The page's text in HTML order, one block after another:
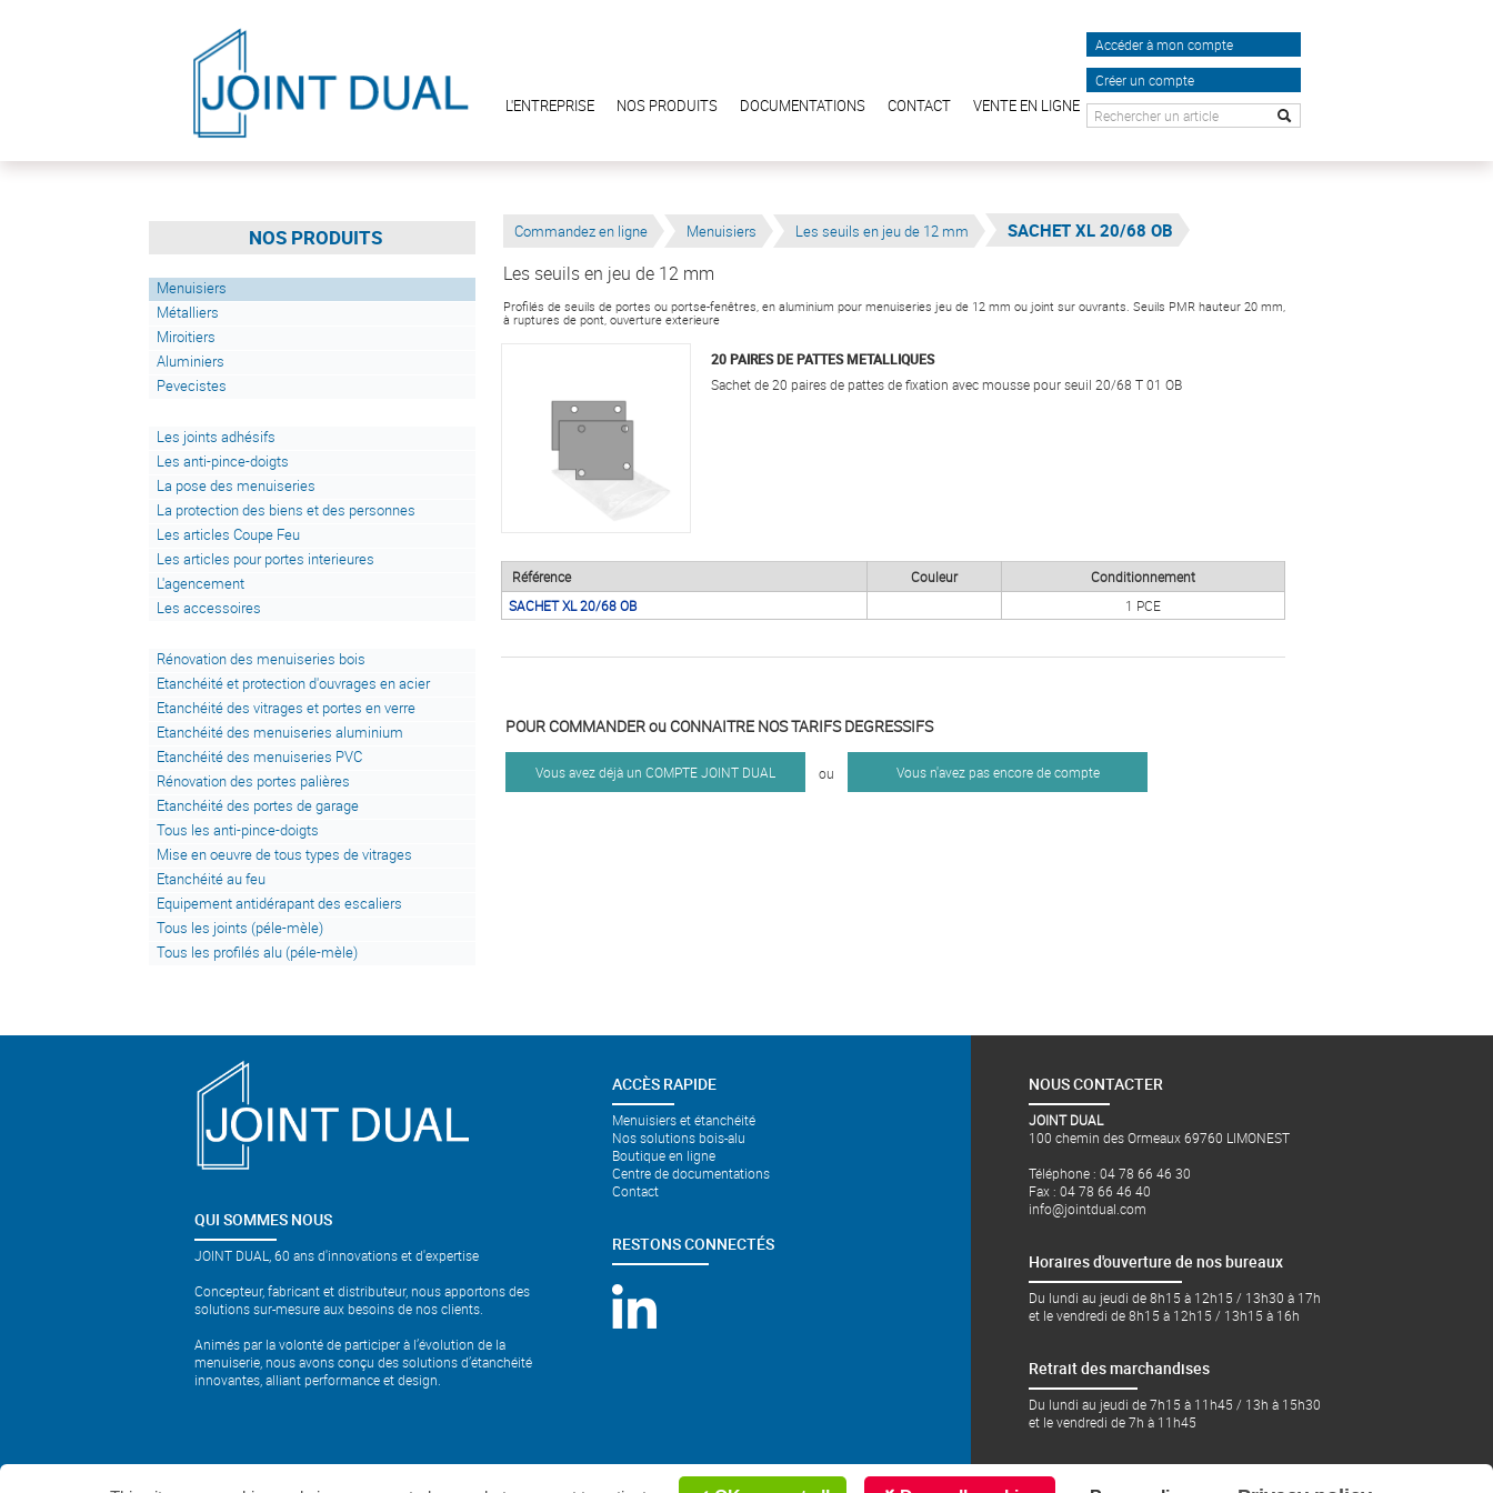
Accéder à mon compte
Créer un compte
L'ENTREPRISE NOS PRODUITS DOCUMENTATIONS CONTACT VENTE EN LIGNE
NOS PRODUITS
Menuisiers
Métalliers
Miroitiers
Aluminiers
Pevecistes
Les joints adhésifs
Les anti-pince-doigts
La pose des menuiseries
La protection des biens et des personnes
Les articles Coupe Feu
Les articles pour portes interieures
L'agencement
Les accessoires
Rénovation des menuiseries bois
Etanchéité et protection d'ouvrages en acier
Etanchéité des vitrages et portes en verre
Etanchéité des menuiseries aluminium
Etanchéité des menuiseries PVC
Rénovation des portes palières
Etanchéité des portes de garage
Tous les anti-pince-doigts
Mise en oeuvre de tous types de vitrages
Etanchéité au feu
Equipement antidérapant des escaliers
Tous les joints (péle-mèle)
Tous les profilés alu (péle-mèle)
Commandez en ligne Menuisiers Les seuils en jeu de 12 mm SACHET XL 20/68 OB
Les seuils en jeu de 12 mm
Profilés de seuils de portes ou portse-fenêtres, en aluminium pour menuiseries jeu de 12 mm ou joint sur ouvrants. Seuils PMR hauteur 20 mm,
à ruptures de pont, ouverture exterieure
20 PAIRES DE PATTES METALLIQUES
Sachet de 20 paires de pattes de fixation avec mousse pour seuil 20/68 T 01 OB
Référence Couleur
Conditionnement
SACHET XL 20/68 OB
1 PCE
POUR COMMANDER ou CONNAITRE NOS TARIFS DEGRESSIFS
Vous avez déjà un COMPTE JOINT DUAL ou Vous n'avez pas encore de compte
QUI SOMMES NOUS
JOINT DUAL, 60 ans d'innovations et d'expertise
Concepteur, fabricant et distributeur, nous apportons des
solutions sur-mesure aux besoins de nos clients.
Animés par la volonté de participer à l’évolution de la
menuiserie, nous avons conçu des solutions d’étanchéité
innovantes, alliant performance et design.
ACCÈS RAPIDE
Menuisiers et étanchéité
Nos solutions bois-alu
Boutique en ligne
Centre de documentations
Contact
RESTONS CONNECTÉS
NOUS CONTACTER
JOINT DUAL
100 chemin des Ormeaux 69760 LIMONEST
Téléphone : 04 78 66 46 30
Fax : 04 78 66 46 40
info@jointdual.com
Horaires d'ouverture de nos bureaux
Du lundi au jeudi de 8h15 à 12h15 / 13h30 à 17h
et le vendredi de 8h15 à 12h15 / 13h15 à 16h
Retrait des marchandises
Du lundi au jeudi de 7h15 à 11h45 / 13h à 15h30
et le vendredi de 7h à 11h45